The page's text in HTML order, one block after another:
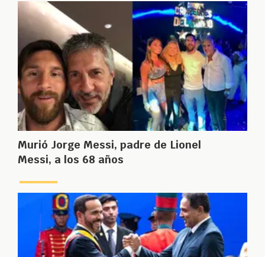
Murió Jorge Messi, padre de Lionel
Messi, a los 68 años